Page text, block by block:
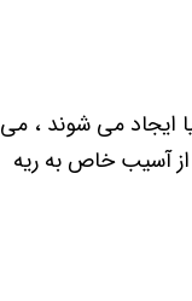
ایجاد می شوند ، می
از آسیب خاص به ریه